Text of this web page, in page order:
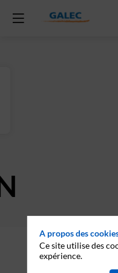
Description
MILLET
A propos des
Ce site utilise des
expérience.